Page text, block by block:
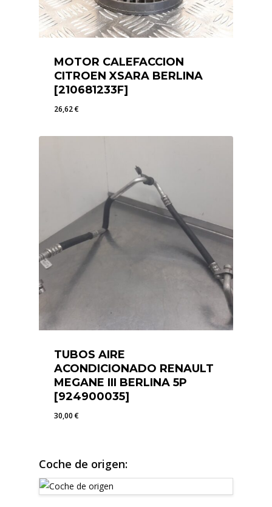
MOTOR CALEFACCION
CITROEN XSARA BERLINA
[210681233F]
26,62€
TUBOS AIRE
ACONDICIONADO RENAULT
MEGANE III BERLINA 5P
[924900035]
30,00€
Coche de origen: